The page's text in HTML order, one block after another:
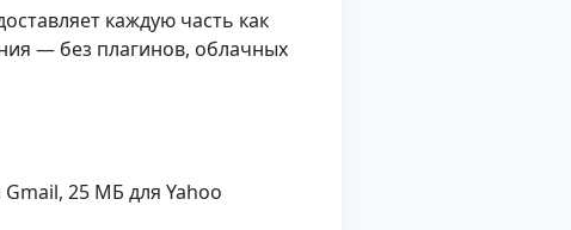
каждую часть как
— без плагинов, облачных
25 МБ для Yahoo